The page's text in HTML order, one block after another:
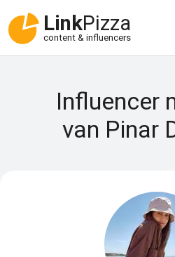
LinkPizza
content & influencers
Influencer
van Pinar